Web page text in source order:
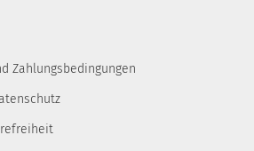
Zahlungsbedingungen